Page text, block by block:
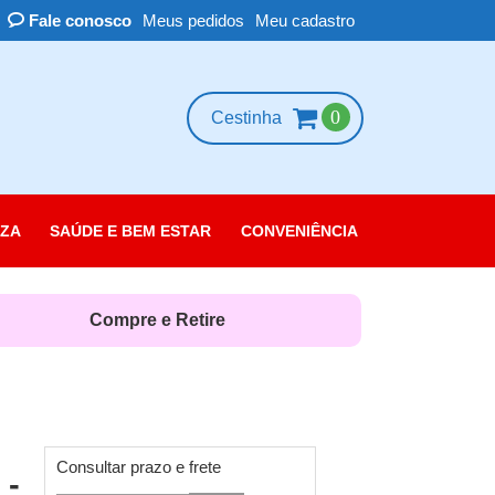
Fale conosco Meus pedidos Meu cadastro
Cestinha 0
das Unhas
e Colônia
SAÚDE E BEM ESTAR CONVENIÊNCIA
Compre e Retire
-
Consultar prazo e frete